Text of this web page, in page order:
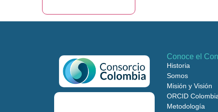
Conoce el
Historia
Somos
Misión y Visión
ORCID
Metodología